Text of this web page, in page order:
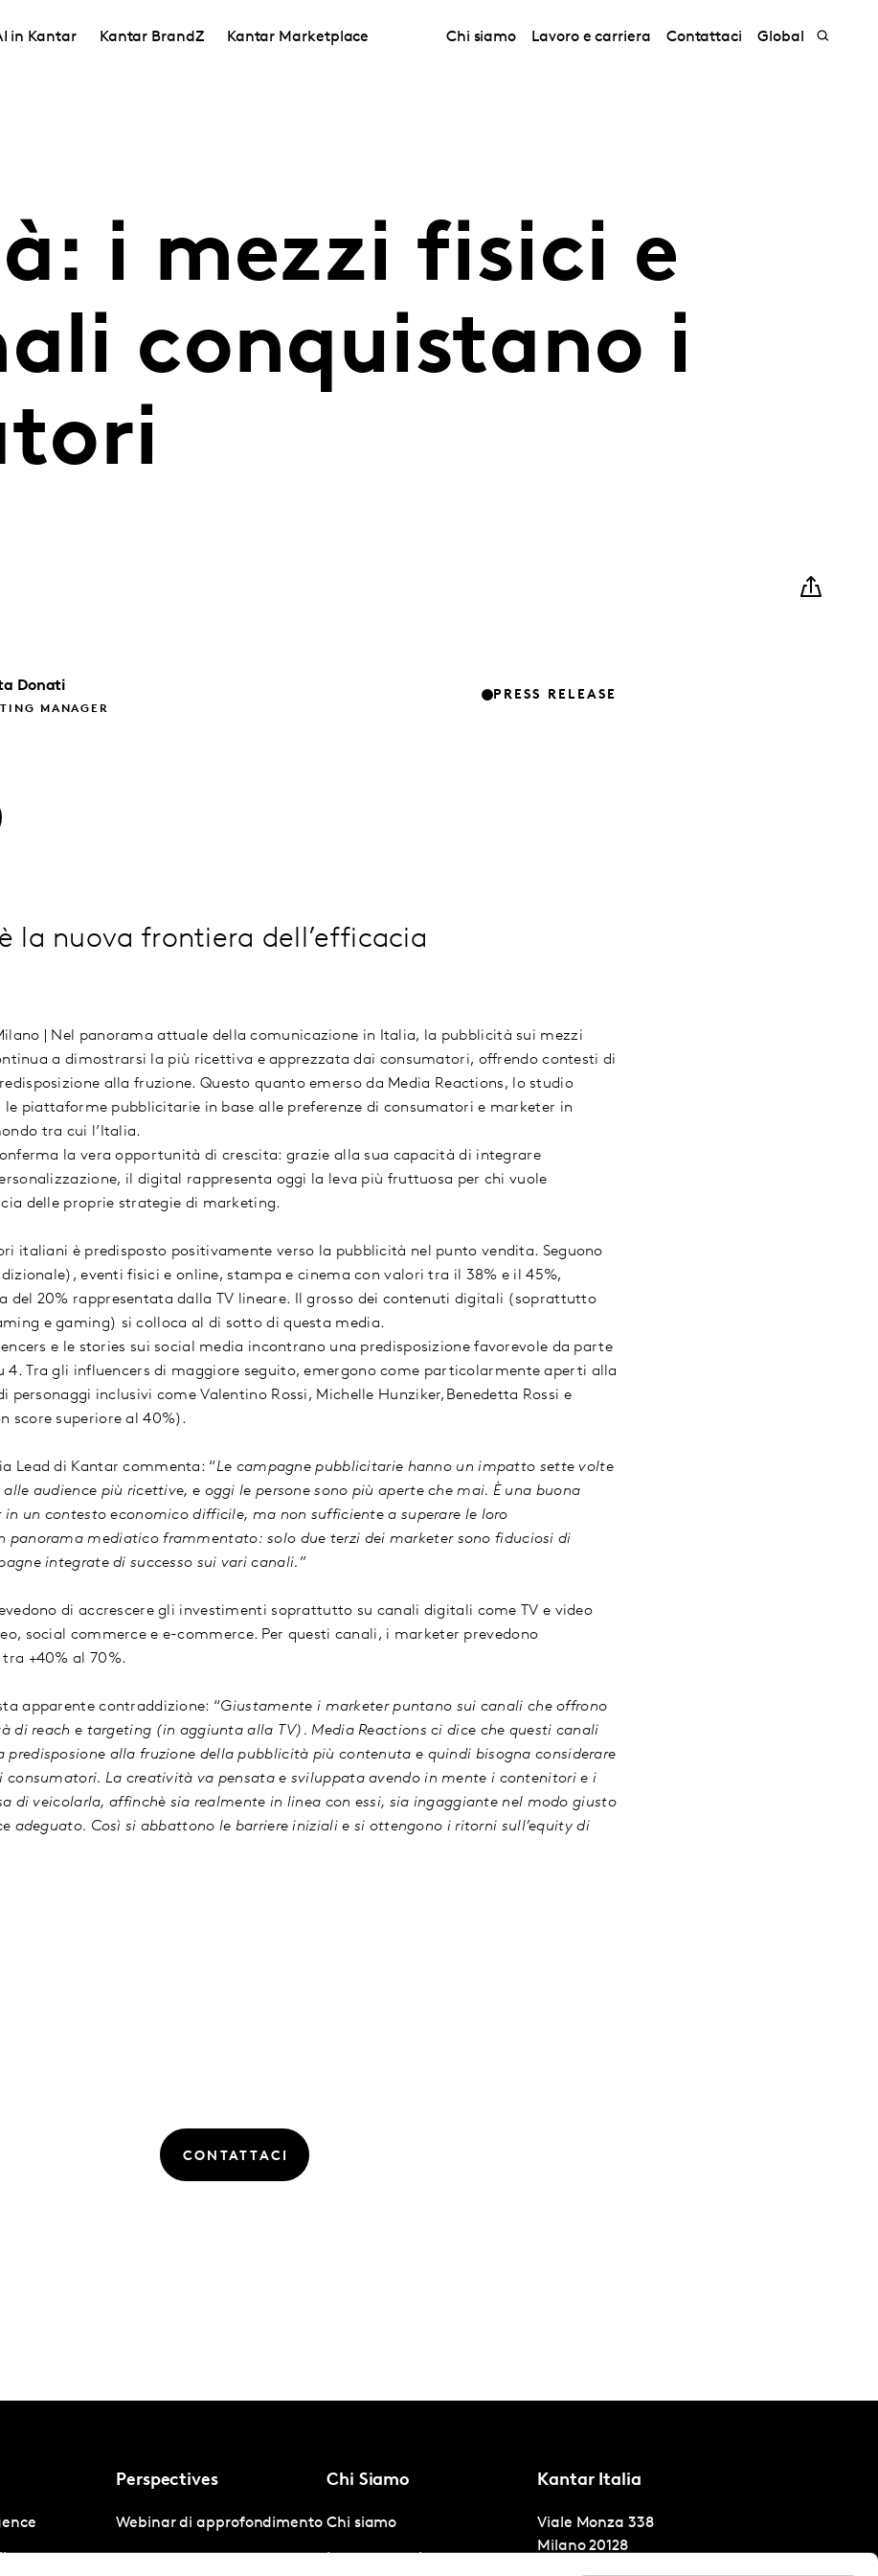
in Kantar Kantar BrandZ Kantar Marketplace Chi siamo Lavoro e carriera Contattaci Global
i mezzi fisici e
conquistano i
Donati
MANAGER
PRESS RELEASE
la nuova frontiera dell’efficacia
| Nel panorama attuale della comunicazione in Italia, la pubblicità sui mezzi
a dimostrarsi la più ricettiva e apprezzata dai consumatori, offrendo contesti di
alla fruzione. Questo quanto emerso da Media Reactions, lo studio
le piattaforme pubblicitarie in base alle preferenze di consumatori e marketer in
tra cui l’Italia.
la vera opportunità di crescita: grazie alla sua capacità di integrare
il digital rappresenta oggi la leva più fruttuosa per chi vuole
delle proprie strategie di marketing.
italiani è predisposto positivamente verso la pubblicità nel punto vendita. Seguono
eventi fisici e online, stampa e cinema con valori tra il 38% e il 45%,
del 20% rappresentata dalla TV lineare. Il grosso dei contenuti digitali (soprattutto
e gaming) si colloca al di sotto di questa media.
e le stories sui social media incontrano una predisposizione favorevole da parte
4. Tra gli influencers di maggiore seguito, emergono come particolarmente aperti alla
personaggi inclusivi come Valentino Rossi, Michelle Hunziker,Benedetta Rossi e
score superiore al 40%).
Lead di Kantar commenta: “Le campagne pubblicitarie hanno un impatto sette volte
audience più ricettive, e oggi le persone sono più aperte che mai. È una buona
un contesto economico difficile, ma non sufficiente a superare le loro
panorama mediatico frammentato: solo due terzi dei marketer sono fiduciosi di
integrate di successo sui vari canali. ”
di accrescere gli investimenti soprattutto su canali digitali come TV e video
social commerce e e-commerce. Per questi canali, i marketer prevedono
+40% al 70%.
apparente contraddizione: “Giustamente i marketer puntano sui canali che offrono
di reach e targeting (in aggiunta alla TV). Media Reactions ci dice che questi canali
predisposione alla fruzione della pubblicità più contenuta e quindi bisogna considerare
consumatori. La creatività va pensata e sviluppata avendo in mente i contenitori e i
di veicolarla, affinchè sia realmente in linea con essi, sia ingaggiante nel modo giusto
adeguato. Così si abbattono le barriere iniziali e si ottengono i ritorni sull’equity di
CONTATTACI
Perspectives
Webinar di approfondimento
Chi Siamo
Chi siamo
Kantar Italia
Viale Monza 338
Milano 20128